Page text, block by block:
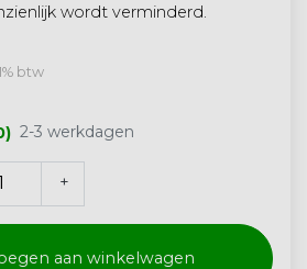
wordt verminderd.
btw
2-3 werkdagen
+
aan winkelwagen